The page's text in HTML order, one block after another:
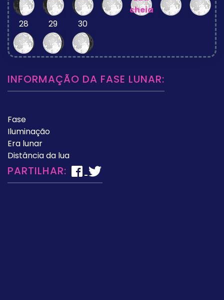
cheia
28 29 30
INFORMAÇÃO DA FASE LUNAR:
Fase
Iluminação
Era lunar
Distância da lua
PARTILHAR: